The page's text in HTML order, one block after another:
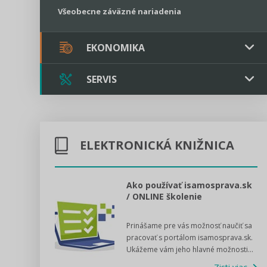
Všeobecne záväzné nariadenia
EKONOMIKA
Verejné obstarávanie
Majetok
Rozpočet
Sociálne podniky
Štátna pomoc
SERVIS
Kontakt
Tlačová agentúra
VIDEO produkcia
ELEKTRONICKÁ KNIŽNICA
Ako používať isamosprava.sk
/ ONLINE školenie
Prinášame pre vás možnosť naučiť sa
pracovať s portálom isamosprava.sk.
Ukážeme vám jeho hlavné možnosti...